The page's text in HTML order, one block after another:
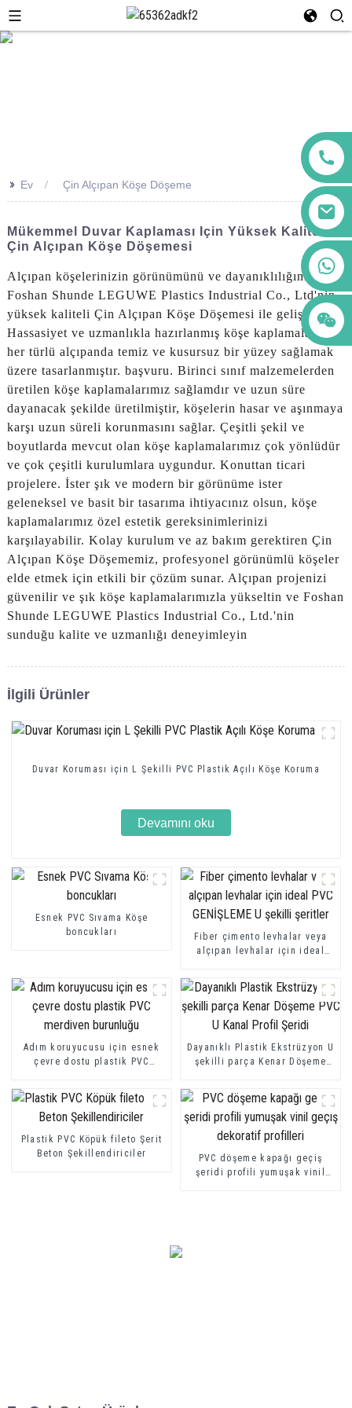
>> Ev Çin Alçıpan Köşe Döşeme
Mükemmel Duvar Kaplaması Için Yüksek Kaliteli
Çin Alçıpan Köşe Döşemesi
Alçıpan köşelerinizin görünümünü ve dayanıklılığını,
Foshan Shunde LEGUWE Plastics Industrial Co., Ltd'nin
yüksek kaliteli Çin Alçıpan Köşe Döşemesi ile geliştirin.
Hassasiyet ve uzmanlıkla hazırlanmış köşe kaplamalarımız,
her türlü alçıpanda temiz ve kusursuz bir yüzey sağlamak
üzere tasarlanmıştır. başvuru. Birinci sınıf malzemelerden
üretilen köşe kaplamalarımız sağlamdır ve uzun süre
dayanacak şekilde üretilmiştir, köşelerin hasar ve aşınmaya
karşı uzun süreli korunmasını sağlar. Çeşitli şekil ve
boyutlarda mevcut olan köşe kaplamalarımız çok yönlüdür
ve çok çeşitli kurulumlara uygundur. Konuttan ticari
projelere. İster şık ve modern bir görünüme ister
geleneksel ve basit bir tasarıma ihtiyacınız olsun, köşe
kaplamalarımız özel estetik gereksinimlerinizi
karşılayabilir. Kolay kurulum ve az bakım gerektiren Çin
Alçıpan Köşe Döşememiz, profesyonel görünümlü köşeler
elde etmek için etkili bir çözüm sunar. Alçıpan projenizi
güvenilir ve şık köşe kaplamalarımızla yükseltin ve Foshan
Shunde LEGUWE Plastics Industrial Co., Ltd.'nin
sunduğu kalite ve uzmanlığı deneyimleyin
İlgili Ürünler
Duvar Koruması için L Şekilli PVC Plastik Açılı Köşe Koruma
Devamını oku
Esnek PVC Sıvama Köşe
boncukları
Fiber çimento levhalar veya
alçıpan levhalar için ideal
Adım koruyucusu için esnek
çevre dostu plastik PVC
Dayanıklı Plastik Ekstrüzyon U
şekilli parça Kenar Döşeme
Plastik PVC Köpük fileto Şerit
Beton Şekillendiriciler
PVC döşeme kapağı geçiş
şeridi profili yumuşak vinil